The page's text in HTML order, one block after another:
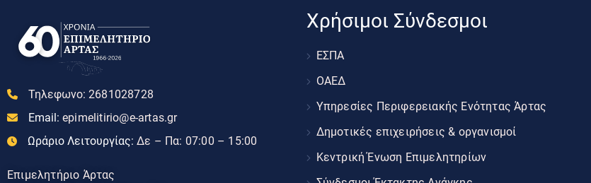
Τηλεφωνο: 2681028728
Email: epimelitirio@e-artas.gr
Ωράριο Λειτουργίας: Δε – Πα: 07:00 – 15:00
Επιμελητήριο Άρτας
Χρήσιμοι Σύνδεσμοι
ΕΣΠΑ
ΟΑΕΔ
Υπηρεσίες Περιφερειακής Ενότητας Άρτας
Δημοτικές επιχειρήσεις & οργανισμοί
Κεντρική Ένωση Επιμελητηρίων